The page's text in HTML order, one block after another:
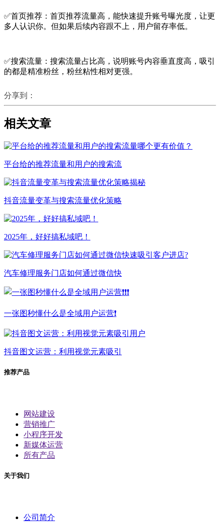
✅首页推荐：首页推荐流量高，能快速提升账号曝光度，让更
多人认识你。但如果后续内容跟不上，用户留存率低。
✅搜索流量：搜索流量占比高，说明账号内容垂直度高，吸引
的都是精准粉丝，粉丝粘性相对更强。
分享到：
相关文章
平台给的推荐流量和用户的搜索流
抖音流量变革与搜索流量优化策略
2025年，好好搞私域吧！
汽车修理服务门店如何通过微信快
一张图秒懂什么是全域用户运营❗
抖音图文运营：利用视觉元素吸引
推荐产品
网站建设
营销推广
小程序开发
新媒体运营
所有产品
关于我们
公司简介